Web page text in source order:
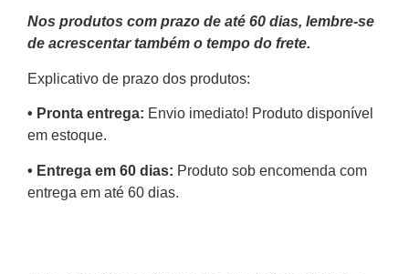
Nos produtos com prazo de até 60 dias, lembre-se
de acrescentar também o tempo do frete.
Explicativo de prazo dos produtos:
•⁠ ⁠Pronta entrega: Envio imediato! Produto disponível
em estoque.
•⁠ Entrega em 60 dias: Produto sob encomenda com
entrega em até 60 dias.